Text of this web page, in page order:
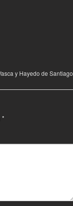
y Hayedo de Santiago
*